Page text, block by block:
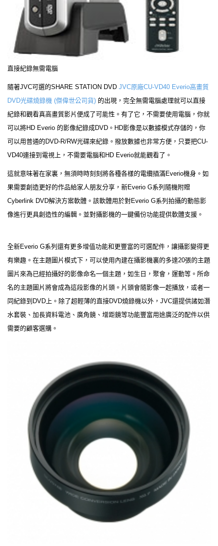
直接紀錄無需電腦
隨著JVC可選的SHARE STATION DVD JVC原廠CU-VD40 Everio高畫質
DVD光碟燒錄機 (傑偉世公司貨) 的出現，完全無需電腦處理就可以直接
紀錄和觀看真高畫質影片便成了可能性。有了它，不需要使用電腦，你就
可以將HD Everio 的影像紀錄成DVD。HD影像是以數據模式存儲的，你
可以用普通的DVD-R/RW光碟來紀錄。撥放數據也非常方便，只要把CU-
VD40連接到電視上，不需要電腦和HD Everio就能觀看了。
這就意味著在家裏，無須時時刻刻將各種各樣的電纜插滿Everio機身。如
果需要創造更好的作品給家人朋友分享，新Everio G系列隨機附贈
Cyberlink DVD解決方案軟體。該軟體用於對Everio G系列拍攝的動態影
像進行更具創造性的編輯。並對攝影機的一鍵備份功能提供軟體支援。
全新Everio G系列還有更多增值功能和更豐富的可選配件，讓攝影變得更
有樂趣。在主題圖片模式下，可以使用內建在攝影機裏的多達20張的主題
圖片來為已經拍攝好的影像命名一個主題，如生日，聚會，運動等。所命
名的主題圖片將會成為這段影像的片頭。片頭會隨影像一起播放，或者一
同紀錄到DVD上。除了超輕薄的直接DVD燒錄機以外，JVC還提供諸如潛
水套裝、加長資料電池、廣角鏡、增距鏡等功能豐富用途廣泛的配件以供
需要的顧客選購。